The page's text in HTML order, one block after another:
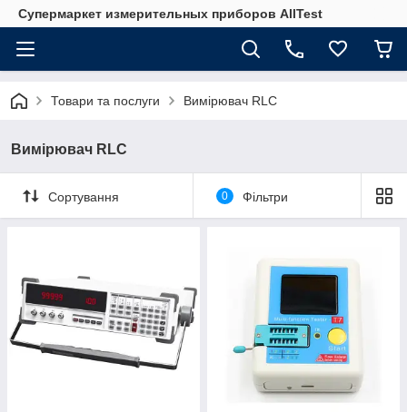
Супермаркет измерительных приборов AllTest
Товари та послуги Вимірювач RLC
Вимірювач RLC
Сортування 0 Фільтри